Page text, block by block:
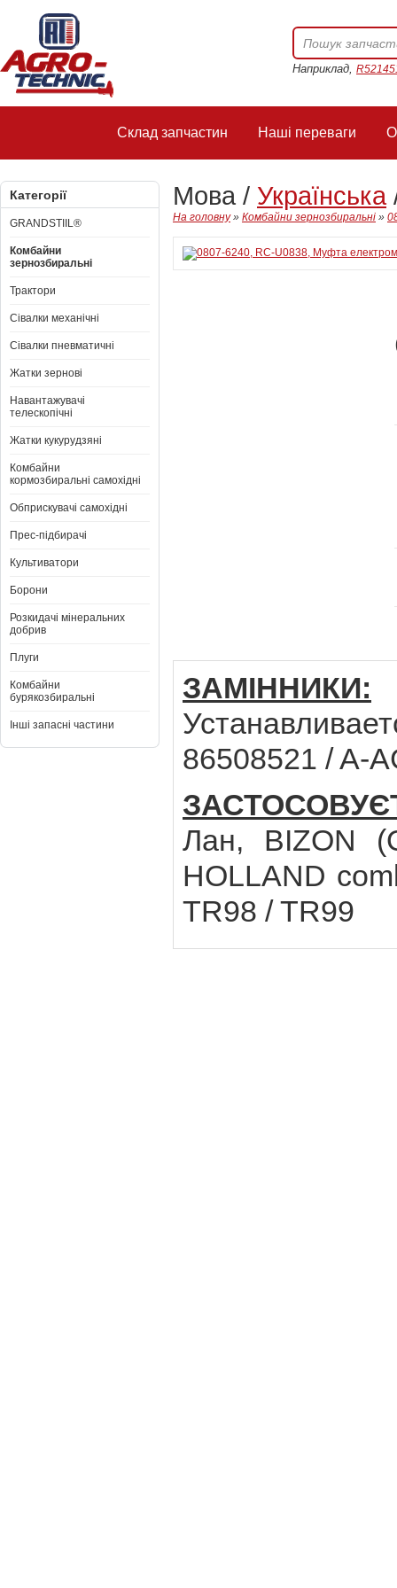
Наприклад,
Склад запчастин Наші переваги
Категорії
GRANDSTIIL®
Комбайни
зернозбиральні
Трактори
Сівалки механічні
Сівалки пневматичні
Жатки зернові
Навантажувачі
телескопічні
Жатки кукурудзяні
Комбайни
кормозбиральні самохідні
Обприскувачі самохідні
Прес-підбирачі
Культиватори
Борони
Розкидачі мінеральних
добрив
Плуги
Комбайни
бурякозбиральні
Інші запасні частини
Мова / Українська
На головну» Комбайни зернозбиральні »
ЗАМІННИКИ:
86508521 / A-
Лан, BIZON
HOLLAND
TR98 / TR99